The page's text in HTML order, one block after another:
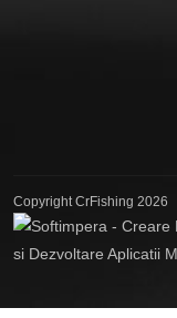
Copyright CrFishing 2026